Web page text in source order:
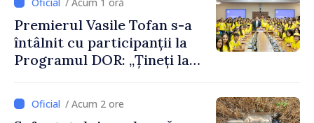
Premierul Vasile Tofan s-a
întâlnit cu participanții la
Programul DOR: „Țineți la
feriți de încercări și greșeli –
doar astfel puteți reuși”
/ Acum 2 ore